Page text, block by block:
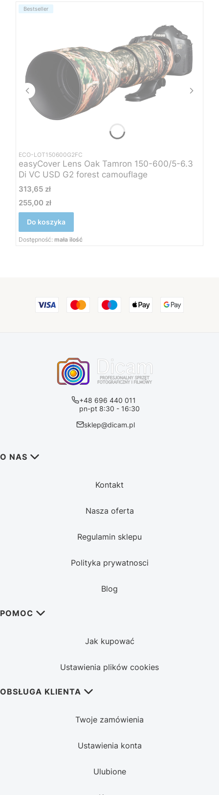
Bestseller
ECO-LOT150600G2FC
easyCover Lens Oak Tamron 150-600/5-6.3
Di VC USD G2 forest camouflage
Cena
313,65 zł
Cena
255,00 zł
Do koszyka
Dostępność: mała ilość
+48 696 440 011
pn-pt 8:30 - 16:30
sklep@dicam.pl
Linki w stopce
O NAS
Kontakt
Nasza oferta
Regulamin sklepu
Polityka prywatnosci
Blog
POMOC
Jak kupować
Ustawienia plików cookies
OBSŁUGA KLIENTA
Twoje zamówienia
Ustawienia konta
Ulubione